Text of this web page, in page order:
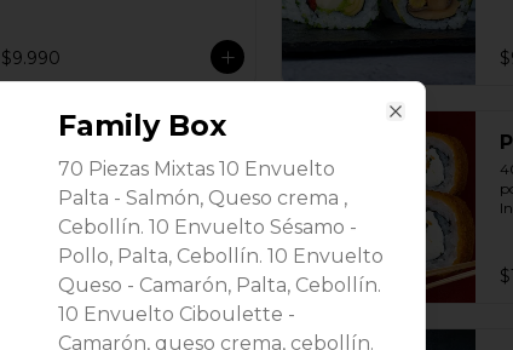
palitos
$9.990
Trio Box
30 Piezas Mixtas. 10 Panko -
Pollo, queso crema, cebollín. 10
Envuelto Palta - Salmón, queso
crema, cebollín. 10 Envuelto
Queso - Camarón, palta. Incluye:
3 Salsas a elección soya o agridulce
Bless + 2 palitos
$13.990
Family Box
70 Piezas Mixtas 10 Envuelto
Palta - Salmón, Queso crema ,
Cebollín. 10 Envuelto Sésamo -
Pollo, Palta, Cebollín. 10 Envuelto
Queso - Camarón, Palta, Cebollín.
10 Envuelto Ciboulette -
Camarón, queso crema, cebollín.
Close